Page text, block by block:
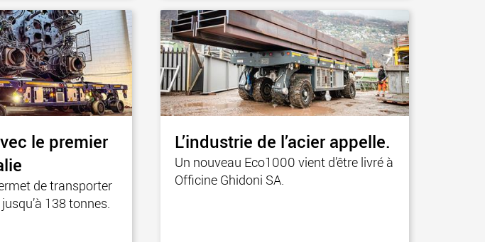
le premier
de transporter
138 tonnes.
L’industrie de l’acier appelle.
Un nouveau Eco1000 vient d’être livré à
Officine Ghidoni SA.